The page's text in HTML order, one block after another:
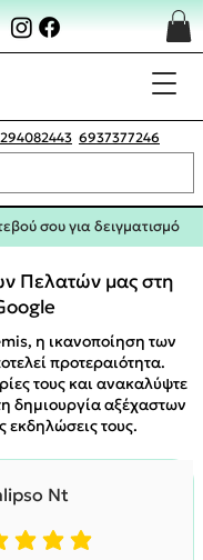
6937377246
σου για δειγματισμό
Πελατών μας στη
η ικανοποίηση των
προτεραιότητα.
τους και ανακαλύψτε
δημιουργία αξέχαστων
εκδηλώσεις τους.
Nt
η μέση βαθμολογία είναι